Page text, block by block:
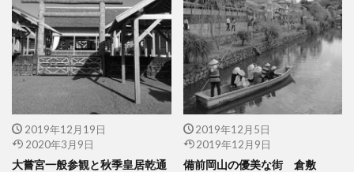
2019年12月19日
2020年3月9日
大嘗宮一般参観と秋季皇居乾通
2019年12月5日
2019年12月9日
備前岡山の優美な街 倉敷